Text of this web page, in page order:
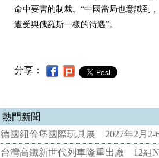
命中要害的制裁。“中國當局也意識到
遭受與俄羅斯一樣的待遇”。
分享：
熱門新聞
德國紐倫堡國際玩具展 2027年2月2-
台灣高鐵新世代列車隆重出廠 12組